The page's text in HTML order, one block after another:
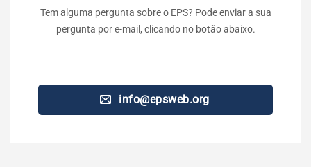
Tem alguma pergunta sobre o EPS? Pode enviar a sua
pergunta por e-mail, clicando no botão abaixo.
info@epsweb.org